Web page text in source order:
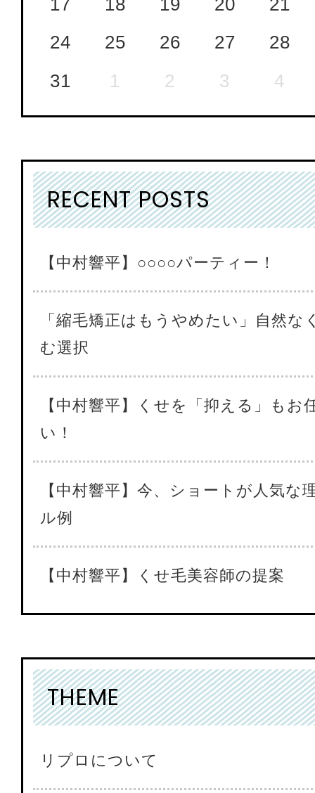
24
25 26 27
28
31
1 2 3 4
RECENT POSTS
【中村響平】○○○○パーティー！
「縮毛矯正はもうやめたい」自然な
む選択
【中村響平】くせを「抑える」もお
い！
【中村響平】今、ショートが人気な
ル例
【中村響平】くせ毛美容師の提案
THEME
リプロについて